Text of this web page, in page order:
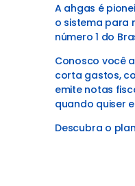
A ahgas é
o sistema para
número1 do
Conosco você
corta gastos,
emite notas
quando quiser
Descubra o